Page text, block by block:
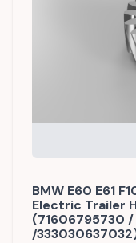
BMW E60 E61
Electric Trailer
(71606795730 /
/